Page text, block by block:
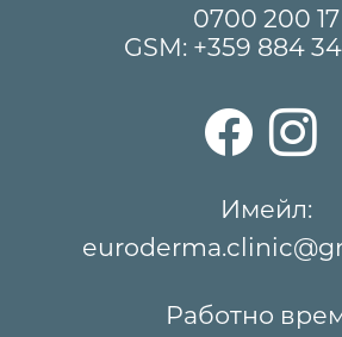
0700 200 17
GSM: +359 884
Имейл:
Работно